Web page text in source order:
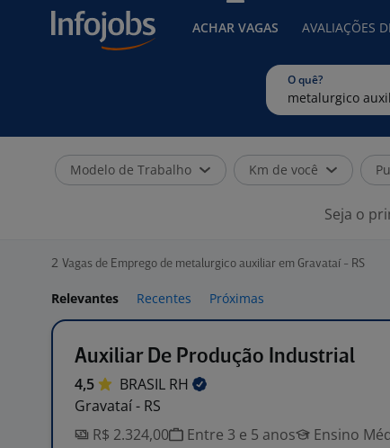
ACHAR VAGAS AVALIAÇÕES
O quê?
Modelo de Trabalho Km de você
Seja o
2 Vagas de Emprego de metalurgico auxiliar em Gravataí - RS
Relevantes Recentes Próximas
Auxiliar De Produção Industrial
4,5 BRASIL RH
Gravataí - RS
R$ 2.324,00
Entre 3 e 5 anos
Ensino